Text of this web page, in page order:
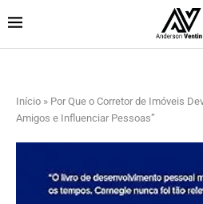
Início » Por Que o Corretor de Imóveis
Amigos e Influenciar Pessoas”